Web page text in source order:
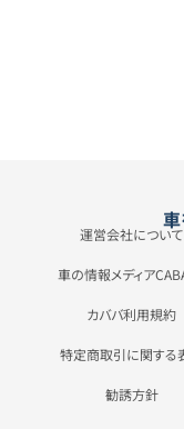
運営会社について
車の情報メディア
カババ利用規約
特定商取引に関する
勧誘方針